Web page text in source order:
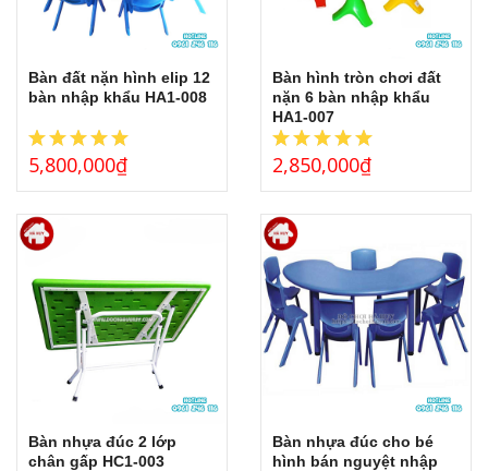
THẢM CỎ NHÂN TẠO
GÓC THIÊN NHIÊN, VƯỜN CỔ TÍCH
GÓC THƠ VÀ TRUYỆN KỂ
Bàn đất nặn hình elip 12
bàn nhập khẩu HA1-008
5,800,000₫
Bàn hình tròn chơi đất
nặn 6 bàn nhập khẩu
HA1-007
2,850,000₫
Bàn nhựa đúc 2 lớp
chân gấp HC1-003
Bàn nhựa đúc cho bé
hình bán nguyệt nhập